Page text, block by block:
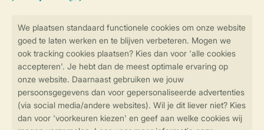
Veilig en snel online boeken
Veilige gegevensoverdracht
Veilige betaling